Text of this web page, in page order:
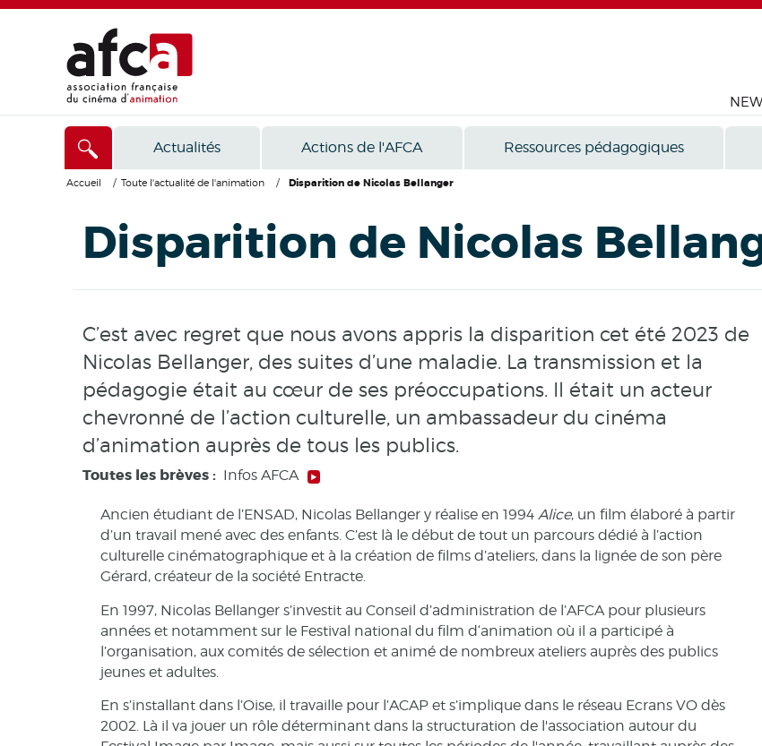
Actualités Actions de l'AFCA Ressources pédagogiques
Accueil / Toute l'actualité de l'animation / Disparition de Nicolas Bellanger
Disparition de Nicolas
C’est avec regret que nous avons appris la disparition cet été 2023 de
Nicolas Bellanger, des suites d’une maladie. La transmission et la
pédagogie était au cœur de ses préoccupations. Il était un acteur
chevronné de l’action culturelle, un ambassadeur du cinéma
d’animation auprès de tous les publics.
Toutes les brèves : Infos AFCA
Ancien étudiant de l’ENSAD, Nicolas Bellanger y réalise en 1994 Alice, un film élaboré à partir
d’un travail mené avec des enfants. C’est là le début de tout un parcours dédié à l’action
culturelle cinématographique et à la création de films d’ateliers, dans la lignée de son père
Gérard, créateur de la société Entracte.
En 1997, Nicolas Bellanger s’investit au Conseil d’administration de l’AFCA pour plusieurs
années et notamment sur le Festival national du film d‘animation où il a participé à
l’organisation, aux comités de sélection et animé de nombreux ateliers auprès des publics
jeunes et adultes.
En s’installant dans l’Oise, il travaille pour l’ACAP et s’implique dans le réseau Ecrans VO dès
2002. Là il va jouer un rôle déterminant dans la structuration de l'association autour du